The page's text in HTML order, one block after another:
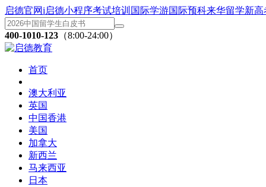
启德官网i启德小程序考试培训 国际学游国际预科来华留学新高
400-1010-123 （8:00-24:00）
首页
澳大利亚
英国
中国香港
美国
加拿大
新西兰
马来西亚
日本